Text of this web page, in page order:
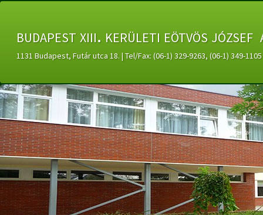
budapest xiii. kerületi eötvös
1131 Budapest, Futár utca 18. | Tel/Fax: (06-1) 329-9263, (06-1) 349-